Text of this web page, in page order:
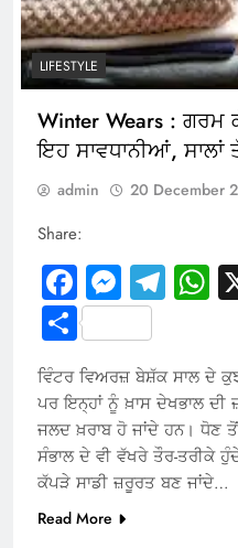
LIFESTYLE
Winter Wears :
ਇਹ ਸਾਵਧਾਨੀਆਂ, ਸਾਲਾਂ
admin 20 December
Share:
Facebook
Share
ਵਿੰਟਰ ਵਿਅਰਜ਼ ਬੇਸ਼ੱਕ ਸਾਲ ਦੇ
ਪਰ ਇਨ੍ਹਾਂ ਨੂੰ ਖ਼ਾਸ ਦੇਖਭਾਲ ਦੀ
ਜਲਦ ਖ਼ਰਾਬ ਹੋ ਜਾਂਦੇ ਹਨ। ਧੋਣ
ਸੰਭਾਲ ਦੇ ਵੀ ਵੱਖਰੇ ਤੌਰ-ਤਰੀਕੇ
ਕੱਪੜੇ ਸਾਡੀ ਜ਼ਰੂਰਤ ਬਣ ਜਾਂਦੇ…
Read More